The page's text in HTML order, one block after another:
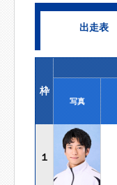
出走表
枠
写真
１